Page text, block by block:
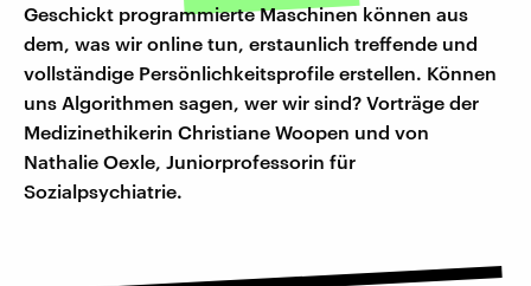
Geschickt programmierte Maschinen können aus
dem, was wir online tun, erstaunlich treffende und
vollständige Persönlichkeitsprofile erstellen. Können
uns Algorithmen sagen, wer wir sind? Vorträge der
Medizinethikerin Christiane Woopen und von
Nathalie Oexle, Juniorprofessorin für
Sozialpsychiatrie.